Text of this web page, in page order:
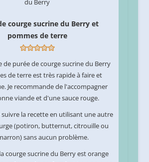
courge sucrine du Berry et
pommes de terre
de purée de courge sucrine du Berry
de terre est très rapide à faire et
Je recommande de l'accompagner
viande et d'une sauce rouge.
la recette en utilisant une autre
(potiron, butternut, citrouille ou
sans aucun problème.
courge sucrine du Berry est orange